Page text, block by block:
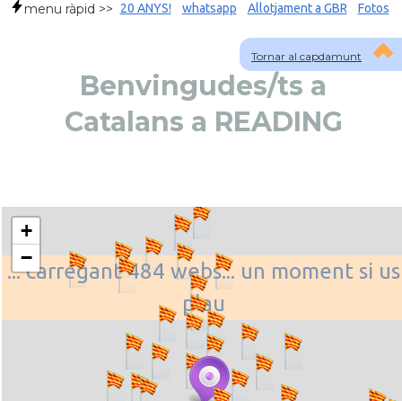
Tornar al capdamunt
menu ràpid >> 20 ANYS! whatsapp Allotjament a GBR Fotos
Benvingudes/ts a
Catalans a READING
... carregant 484 webs... un moment si us
plau
+
−